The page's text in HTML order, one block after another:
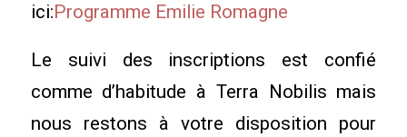
ici:Programme Emilie Romagne
Le suivi des inscriptions est confié
comme d’habitude à Terra Nobilis mais
nous restons à votre disposition pour